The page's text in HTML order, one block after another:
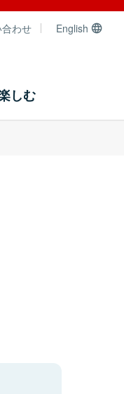
わせ English
しむ